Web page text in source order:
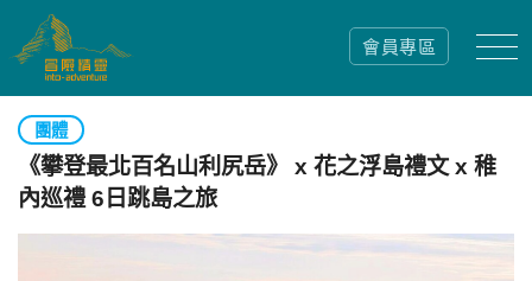
會員專區
團體
《攀登最北百名山利尻岳》 x 花之浮島禮文 x 稚
內巡禮 6日跳島之旅